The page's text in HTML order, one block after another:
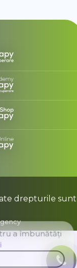
drepturile sunt
a îmbunătăți